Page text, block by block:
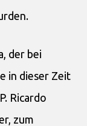
der bei
in dieser Zeit
Ricardo
zum